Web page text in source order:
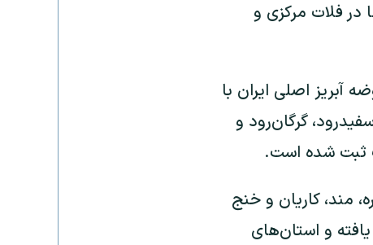
فلات مرکزی و
در حوضه‌های آبریز نیز گزارش شده است؛ به نحوی که هر ۹ حوضه آبریز اصلی ایران با
گرگان‌رود و
مند، کاریان و خنج
پیشین ۴۸ تا ۶۰ درصد کاهش یافته و استان‌های